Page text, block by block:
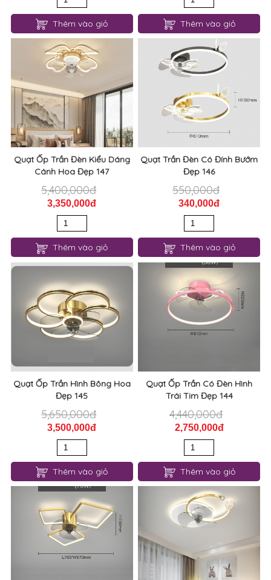
Thêm vào giỏ Thêm vào giỏ
Quạt Ốp Trần Đèn Kiểu Dáng
Cánh Hoa Đẹp 147
5,400,000đ
3,350,000đ
Thêm vào giỏ
Quạt Trần Đèn Có Đính Bướm
Đẹp 146
550,000đ
340,000đ
Thêm vào giỏ
Quạt Ốp Trần Hình Bông Hoa
Đẹp 145
5,650,000đ
3,500,000đ
Thêm vào giỏ
Quạt Ốp Trần Có Đèn Hình
Trái Tim Đẹp 144
4,440,000đ
2,750,000đ
Thêm vào giỏ